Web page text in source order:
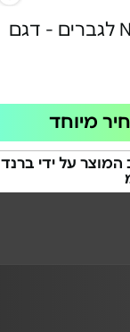
קפוצ'ון Nike לגברים - דגם
מיוחד
המוצר על ידי ברנד